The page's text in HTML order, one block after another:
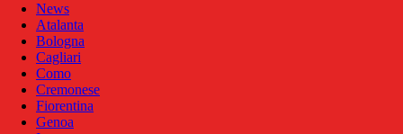
News
Atalanta
Bologna
Cagliari
Como
Cremonese
Fiorentina
Genoa